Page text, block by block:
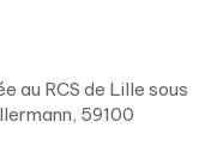
au RCS de Lille sous
59100